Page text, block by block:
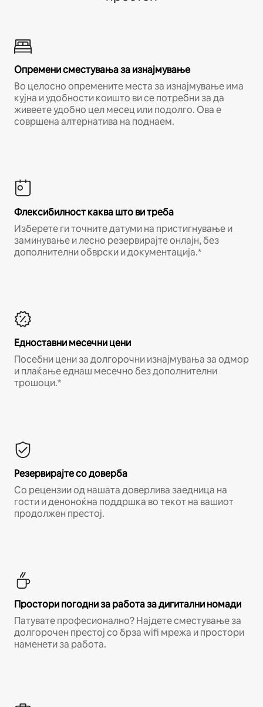
Опремени сместувања за изнајмување
Во целосно опремените места за изнајмување има
кујна и удобности коишто ви се потребни за да
живеете удобно цел месец или подолго. Ова е
совршена алтернатива на поднаем.
Флексибилност каква што ви треба
Изберете ги точните датуми на пристигнување и
заминување и лесно резервирајте онлајн, без
дополнителни обврски и документација.*
Едноставни месечни цени
Посебни цени за долгорочни изнајмувања за одмор
и плаќање еднаш месечно без дополнителни
трошоци.*
Резервирајте со доверба
Со рецензии од нашата доверлива заедница на
гости и деноноќна поддршка во текот на вашиот
продолжен престој.
Простори погодни за работа за дигитални номади
Патувате професионално? Најдете сместување за
долгорочен престој со брза wifi мрежа и простори
наменети за работа.